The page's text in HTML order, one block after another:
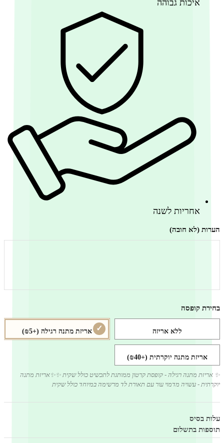
איכות גבוהה
אחריות לשנה
הערות (לא חובה)
בחירת קופסה
ללא אריזה אריזת מתנה רגילה (+₪5)
אריזת מתנה יוקרתית (+₪40)
✨ אריזת מתנה רגילה - קופסת קרטון ממותגת לתכשיט כולל שקית ✨✨אריזת מתנה
יוקרתית - עשויה מדמוי עור עם תאורת לד מרשימה במיוחד כולל שקית
עלות בסיס
תוספות בתשלום